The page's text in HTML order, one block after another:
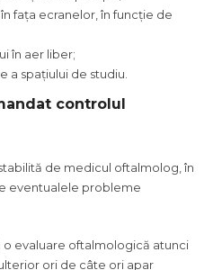
fața ecranelor, în funcție de
în aer liber;
a spațiului de studiu.
controlul
de medicul oftalmolog, în
eventualele probleme
evaluare oftalmologică atunci
ori de câte ori apar